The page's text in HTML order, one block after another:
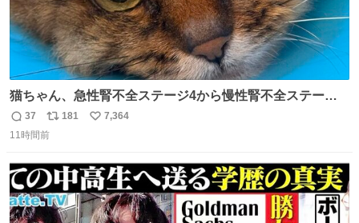
猫ちゃん、急性腎不全ステージ4から慢性腎不全ステージ2
になりました😭点滴も週一で大丈夫になった… このままだ
と2、3日持たないって言われたのが嘘みたい…本当に嬉し
道泣きながら歩いてたら向こうから来た人にすごい顔され
た🫠
返
信
37
リ
ポ
ト
数
181
い
数
7,364
11時間前